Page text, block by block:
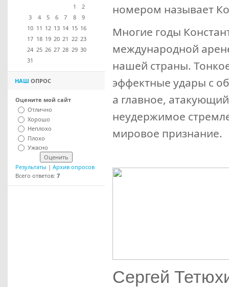
номером называет
Многие годы
международной
нашей страны.
эффектные удары с
а главное,
неудержимое
мировое признание.
Сергей
1
2
3
4 5 6 7 8
9
10 11 12 13 14 15 16
17 18 19 20 21 22 23
24 25 26 27 28 29 30
31
НАШ ОПРОС
Оцените мой сайт
Отлично
Хорошо
Неплохо
Плохо
Ужасно
Результаты | Архив опросов
Всего ответов: 7